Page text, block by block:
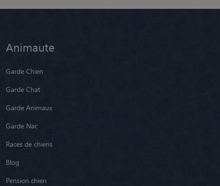
Animaute
Garde Chien
Garde Chat
Garde Animaux
Garde Nac
Races de chiens
Blog
Pension chien